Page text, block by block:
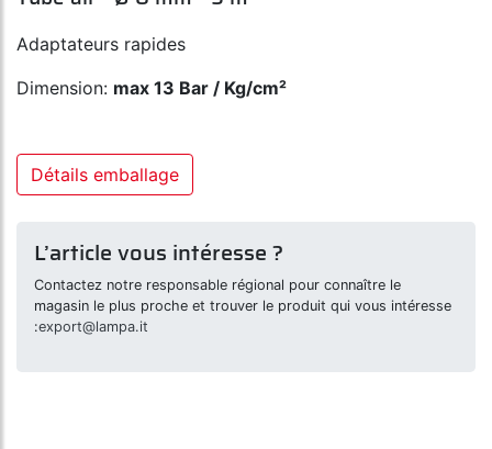
Adaptateurs rapides
Dimension: max 13 Bar / Kg/cm²
Détails emballage
L’article vous intéresse ?
Contactez notre responsable régional pour connaître le
magasin le plus proche et trouver le produit qui vous intéresse
:export@lampa.it